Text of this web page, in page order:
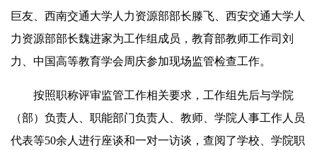
巨友、西南交通大学人力资源部部长滕飞、西安交通大学人
力资源部部长魏进家为工作组成员，教育部教师工作司刘
力、中国高等教育学会周庆参加现场监管检查工作。
按照职称评审监管工作相关要求，工作组先后与学院
（部）负责人、职能部门负责人、教师、学院人事工作人员
代表等50余人进行座谈和一对一访谈，查阅了学校、学院职